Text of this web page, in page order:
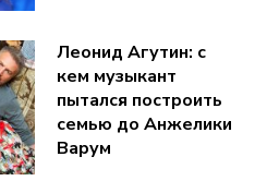
Леонид Агутин: c
кем музыкант
пытался построить
семью до Анжелики
Варум